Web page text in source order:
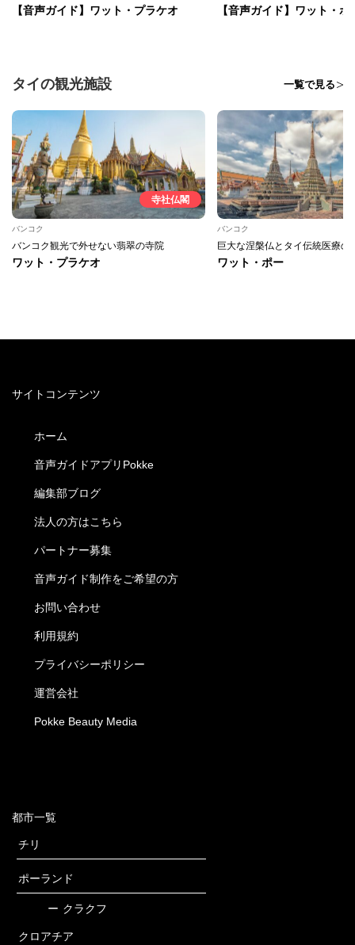
【音声ガイド】ワット・プラケオ 【音声ガイド】ワット・ポ
タイの観光施設 一覧で見る
寺社仏閣
バンコク
バンコク観光で外せない翡翠の寺院
ワット・プラケオ
バンコク
巨大な涅槃仏とタイ伝統医療の
ワット・ポー
サイトコンテンツ
ホーム
音声ガイドアプリPokke
編集部ブログ
法人の方はこちら
パートナー募集
音声ガイド制作をご希望の方
お問い合わせ
利用規約
プライバシーポリシー
運営会社
Pokke Beauty Media
都市一覧
チリ
ポーランド
ー クラクフ
クロアチア